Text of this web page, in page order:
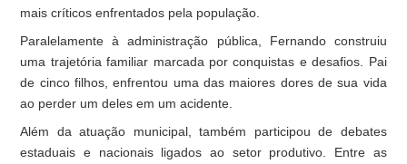
mais críticos enfrentados pela população.
Paralelamente à administração pública, Fernando construiu
uma trajetória familiar marcada por conquistas e desafios. Pai
de cinco filhos, enfrentou uma das maiores dores de sua vida
ao perder um deles em um acidente.
Além da atuação municipal, também participou de debates
estaduais e nacionais ligados ao setor produtivo. Entre as